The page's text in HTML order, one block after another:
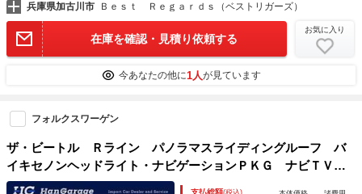
兵庫県加古川市 Ｂｅｓｔ Ｒｅｇａｒｄｓ（ベストリガーズ）
在庫を確認・見積り依頼する
お気に入り
今あなたの他に1人が見ています
フォルクスワーゲン
ザ・ビートル Ｒライン パノラマスライディングルーフ バ
イキセノンヘッドライト・ナビゲーションＰＫＧ ナビＴＶ
バックカメラ デュアルエキゾーストパイプ ブラインドスポ
支払総額(税込)